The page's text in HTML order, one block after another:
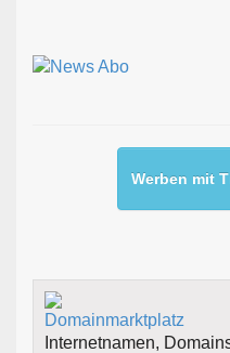
Werben mit
Internetnamen,